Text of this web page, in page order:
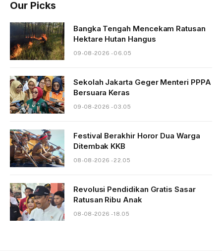
Our Picks
Bangka Tengah Mencekam Ratusan
Hektare Hutan Hangus
09-08-2026 - 06.05
Sekolah Jakarta Geger Menteri PPPA
Bersuara Keras
09-08-2026 - 03.05
Festival Berakhir Horor Dua Warga
Ditembak KKB
08-08-2026 - 22.05
Revolusi Pendidikan Gratis Sasar
Ratusan Ribu Anak
08-08-2026 - 18.05